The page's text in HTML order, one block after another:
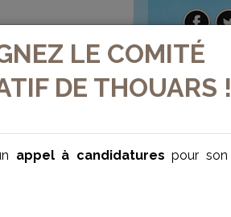
LE COMITÉ
DE THOUARS !
appel à candidatures pour son